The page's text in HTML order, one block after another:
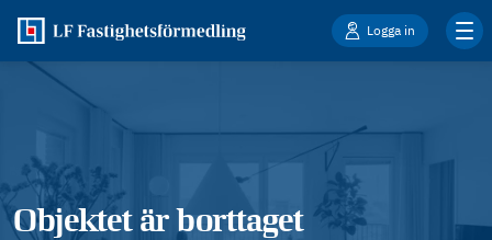
Logga in
Objektet är borttaget